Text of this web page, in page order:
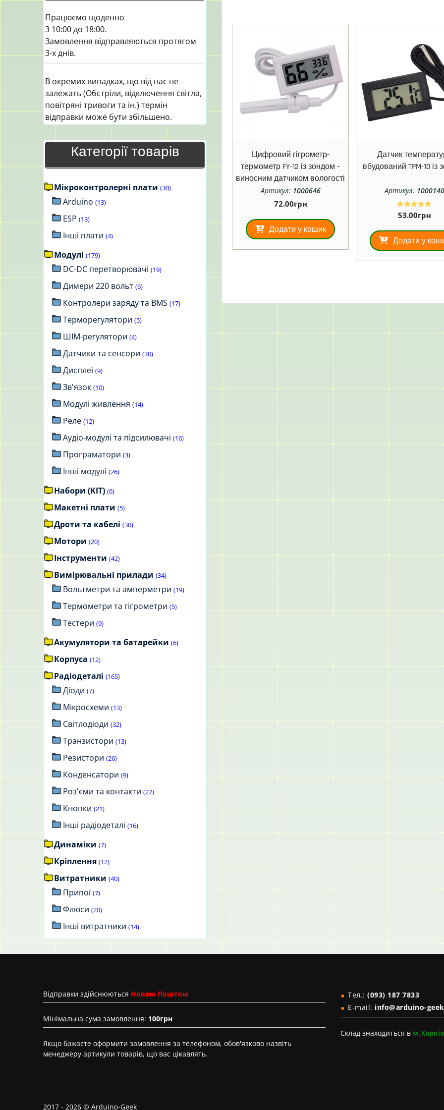
Цифровий гігрометр-
термометр FY-12 із зондом –
виносним датчиком вологості
(білий)
Артикул: 1000646
72.00грн
Додати у кошик
Датчик
вбудований TPM-10 із
Артикул: 1000140
Оцінено в
5.00
53.00грн
Додати у
Працюємо щоденно
3 10:00 до 18:00.
Замовлення відправляються протягом
3-х днів.
В окремих випадках, що від нас не
залежать (Обстріли, відключення світла,
повітряні тривоги та ін.) термін
відправки може бути збільшено.
Категорії товарів
Мікроконтролерні плати (30)
Arduino (13)
ESP (13)
Інші плати (4)
Модулі (179)
DC-DC перетворювачі (19)
Димери 220 вольт (6)
Контролери заряду та BMS (17)
Терморегулятори (5)
ШІМ-регулятори (4)
Датчики та сенсори (30)
Дисплеї (9)
Зв'язок (10)
Модулі живлення (14)
Реле (12)
Аудіо-модулі та підсилювачі (16)
Програматори (3)
Інші модулі (26)
Набори (KIT) (6)
Макетні плати (5)
Дроти та кабелі (30)
Мотори (20)
Інструменти (42)
Вимірювальні прилади (34)
Вольтметри та амперметри (19)
Термометри та гігрометри (5)
Тестери (9)
Акумулятори та батарейки (6)
Корпуса (12)
Радіодеталі (165)
Діоди (7)
Мікросхеми (13)
Світлодіоди (32)
Транзистори (13)
Резистори (26)
Конденсатори (9)
Роз'єми та контакти (27)
Кнопки (21)
Інші радіодеталі (16)
Динаміки (7)
Кріплення (12)
Витратники (40)
Припої (7)
Флюси (20)
Інші витратники (14)
Вiдправки здійснюються Новою Поштою
Мінімальна сума замовлення: 100грн
Якщо бажаєте оформити замовлення за телефоном, обов'язково назвіть
менеджеру артикули товарів, що вас цікавлять.
Тел.: (093) 187 7833
E-mail: info@arduino-
Склад знаходиться в м.Харків
2017 - 2026 © Arduino-Geek